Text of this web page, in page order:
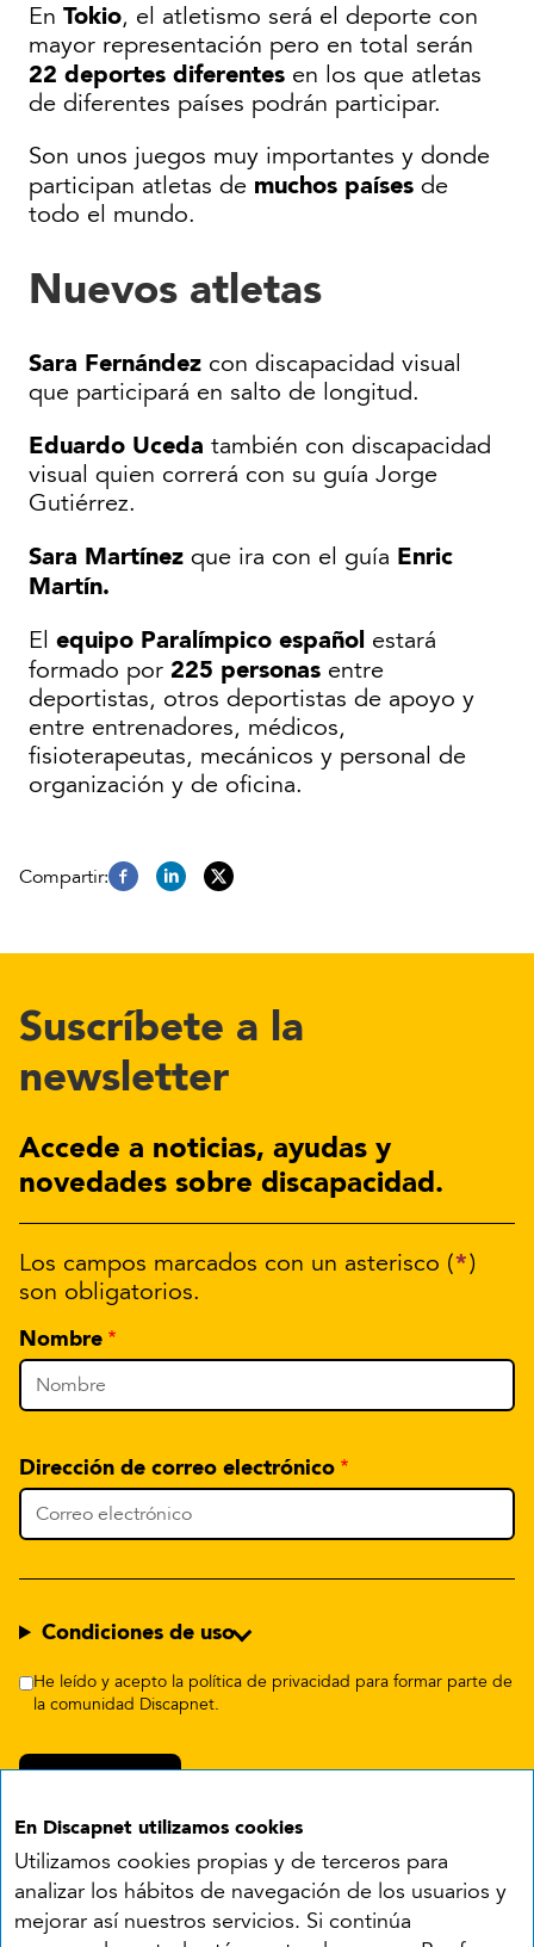
En Discapnet utilizamos cookies
Utilizamos cookies propias y de terceros para
analizar los hábitos de navegación de los usuarios y
mejorar así nuestros servicios. Si continúa
En Tokio, el atletismo será el deporte con
mayor representación pero en total serán
22 deportes diferentes en los que atletas
de diferentes países podrán participar.
Son unos juegos muy importantes y donde
participan atletas de muchos países de
todo el mundo.
Nuevos atletas
Sara Fernández con discapacidad visual
que participará en salto de longitud.
Eduardo Uceda también con discapacidad
visual quien correrá con su guía Jorge
Gutiérrez.
Sara Martínez que ira con el guía Enric
Martín.
El equipo Paralímpico español estará
formado por 225 personas entre
deportistas, otros deportistas de apoyo y
entre entrenadores, médicos,
fisioterapeutas, mecánicos y personal de
organización y de oficina.
Suscríbete a la
newsletter
Accede a noticias, ayudas y
novedades sobre discapacidad.
Los campos marcados con un asterisco (*)
son obligatorios.
Nombre
Dirección de correo electrónico
Condiciones de uso
He leído y acepto la política de privacidad para formar parte de
la comunidad Discapnet.